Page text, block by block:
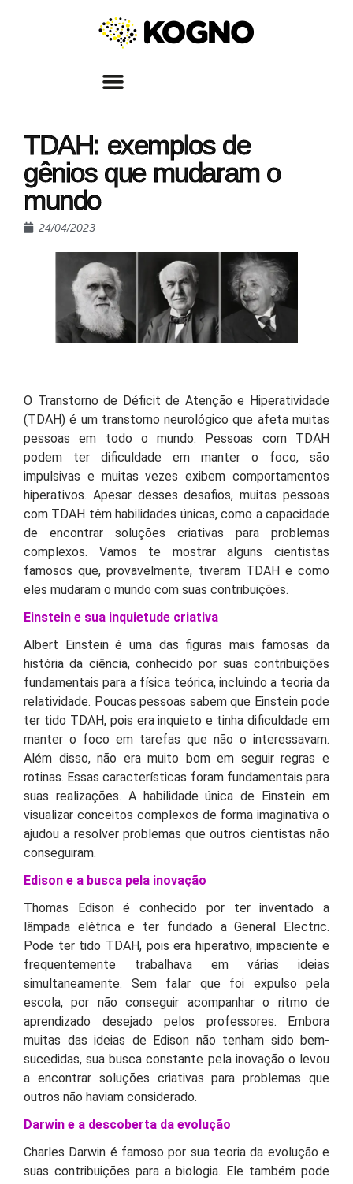
TDAH: exemplos de
gênios que mudaram o
mundo
24/04/2023
O Transtorno de Déficit de Atenção e Hiperatividade
(TDAH) é um transtorno neurológico que afeta muitas
pessoas em todo o mundo. Pessoas com TDAH
podem ter dificuldade em manter o foco, são
impulsivas e muitas vezes exibem comportamentos
hiperativos. Apesar desses desafios, muitas pessoas
com TDAH têm habilidades únicas, como a capacidade
de encontrar soluções criativas para problemas
complexos. Vamos te mostrar alguns cientistas
famosos que, provavelmente, tiveram TDAH e como
eles mudaram o mundo com suas contribuições.
Einstein e sua inquietude criativa
Albert Einstein é uma das figuras mais famosas da
história da ciência, conhecido por suas contribuições
fundamentais para a física teórica, incluindo a teoria da
relatividade. Poucas pessoas sabem que Einstein pode
ter tido TDAH, pois era inquieto e tinha dificuldade em
manter o foco em tarefas que não o interessavam.
Além disso, não era muito bom em seguir regras e
rotinas. Essas características foram fundamentais para
suas realizações. A habilidade única de Einstein em
visualizar conceitos complexos de forma imaginativa o
ajudou a resolver problemas que outros cientistas não
conseguiram.
Edison e a busca pela inovação
Thomas Edison é conhecido por ter inventado a
lâmpada elétrica e ter fundado a General Electric.
Pode ter tido TDAH, pois era hiperativo, impaciente e
frequentemente trabalhava em várias ideias
simultaneamente. Sem falar que foi expulso pela
escola, por não conseguir acompanhar o ritmo de
aprendizado desejado pelos professores. Embora
muitas das ideias de Edison não tenham sido bem-
sucedidas, sua busca constante pela inovação o levou
a encontrar soluções criativas para problemas que
outros não haviam considerado.
Darwin e a descoberta da evolução
Charles Darwin é famoso por sua teoria da evolução e
suas contribuições para a biologia. Ele também pode